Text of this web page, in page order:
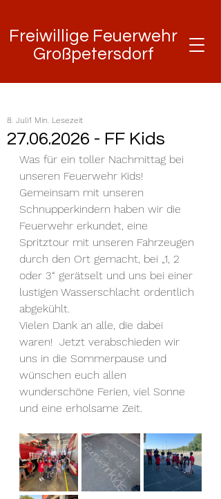
Freiwillige Feuerwehr
Großpetersdorf
Freiwillige Feuerwehr
Großpetersdorf
27.06.2026 - FF Kids
8. Juli1 Min. Lesezeit
Was für ein toller Nachmittag bei
unseren Feuerwehr Kids!
Gemeinsam mit unseren
Schnupperkindern haben wir die
Feuerwehr erkundet, eine
Spritztour mit unseren Fahrzeugen
durch den Ort gemacht, bei „1, 2
oder 3“ gerätselt und uns bei einer
lustigen Wasserschlacht ordentlich
abgekühlt.
Vielen Dank an alle, die dabei
waren!  Jetzt verabschieden wir
uns in die Sommerpause und
wünschen euch allen
wunderschöne Ferien, viel Sonne
und eine erholsame Zeit.